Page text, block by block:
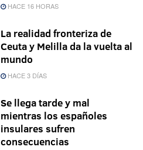
HACE 16 HORAS
La realidad fronteriza de
Ceuta y Melilla da la vuelta al
mundo
HACE 3 DÍAS
Se llega tarde y mal
mientras los españoles
insulares sufren
consecuencias